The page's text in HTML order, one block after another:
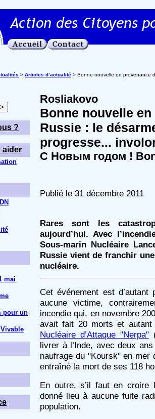
> Articles d’actualité > Bonne nouvelle en provenance
?
aider
mai
pour un
Rosliakovo
Bonne nouvelle
Russie : le
progresse...
С Новым годом !
Publié le 31 décembre 2011
Rares sont les
aujourd’hui. Avec
Sous-marin Nucléaire
Russie vient de franchir
nucléaire.
Cet événement est d’autant
aucune victime,
incendie qui, en novembre
avait fait 20 morts et
Nucléaire d’Attaque "Nerpa"
livrer à l’Inde, avec deux
naufrage du "Koursk" en
entraîné la mort de ses 118
En outre, s’il faut en croire
donné lieu à aucune fuite
population.